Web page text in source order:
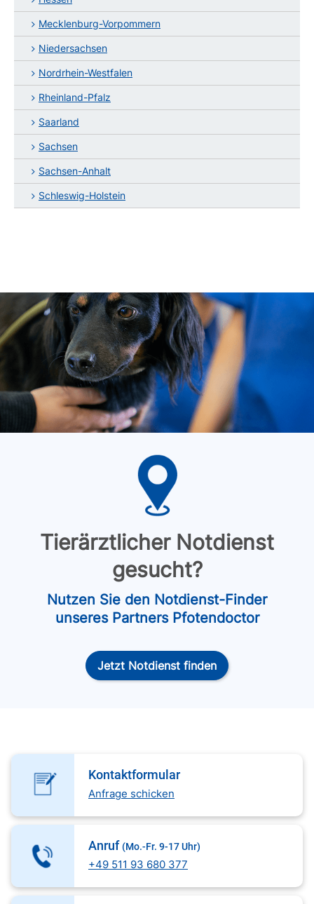
Mecklenburg-Vorpommern
Niedersachsen
Nordrhein-Westfalen
Rheinland-Pfalz
Saarland
Sachsen
Sachsen-Anhalt
Schleswig-Holstein
Tierärztlicher Notdienst
gesucht?
Nutzen Sie den Notdienst-Finder
unseres Partners Pfotendoctor
Jetzt Notdienst finden
Kontaktformular
Anfrage schicken
Anruf (Mo.-Fr. 9-17 Uhr)
+49 511 93 680 377